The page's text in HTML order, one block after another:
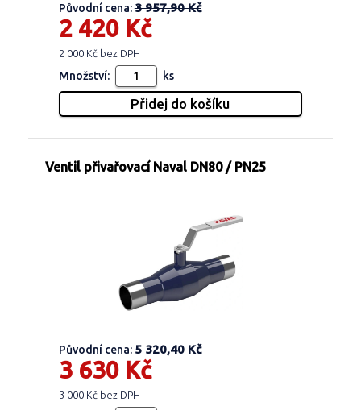
Původní cena:3 957,90 Kč
2 420 Kč
2 000 Kč bez DPH
Množství: ks
Ventil přivařovací Naval DN80 / PN25
Původní cena:5 320,40 Kč
3 630 Kč
3 000 Kč bez DPH